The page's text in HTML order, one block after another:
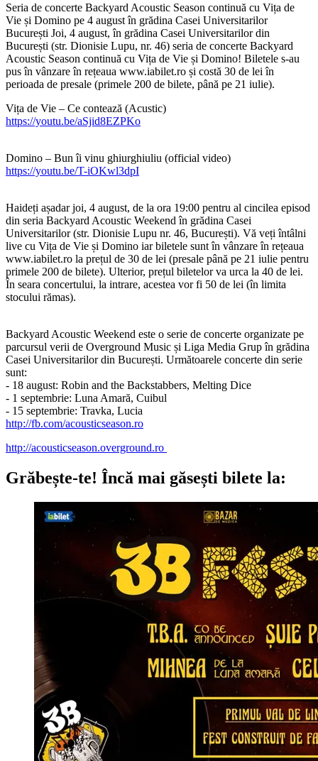
Seria de concerte Backyard Acoustic Season continuă cu Vița de
Vie și Domino pe 4 august în grădina Casei Universitarilor
București Joi, 4 august, în grădina Casei Universitarilor din
București (str. Dionisie Lupu, nr. 46) seria de concerte Backyard
Acoustic Season continuă cu Vița de Vie și Domino! Biletele s-au
pus în vânzare în rețeaua www.iabilet.ro și costă 30 de lei în
perioada de presale (primele 200 de bilete, până pe 21 iulie).
Vița de Vie – Ce contează (Acustic)
https://youtu.be/aSjid8EZPKo
Domino – Bun îi vinu ghiurghiuliu (official video)
https://youtu.be/T-iOKwl3dpI
Haideți așadar joi, 4 august, de la ora 19:00 pentru al cincilea episod
din seria Backyard Acoustic Weekend în grădina Casei
Universitarilor (str. Dionisie Lupu nr. 46, București). Vă veți întâlni
live cu Vița de Vie și Domino iar biletele sunt în vânzare în rețeaua
www.iabilet.ro la prețul de 30 de lei (presale până pe 21 iulie pentru
primele 200 de bilete). Ulterior, prețul biletelor va urca la 40 de lei.
În seara concertului, la intrare, acestea vor fi 50 de lei (în limita
stocului rămas).
Backyard Acoustic Weekend este o serie de concerte organizate pe
parcursul verii de Overground Music și Liga Media Grup în grădina
Casei Universitarilor din București. Următoarele concerte din serie
sunt:
- 18 august: Robin and the Backstabbers, Melting Dice
- 1 septembrie: Luna Amară, Cuibul
- 15 septembrie: Travka, Lucia
http://fb.com/acousticseason.ro
http://acousticseason.overground.ro
Grăbește-te! Încă mai găsești bilete la: